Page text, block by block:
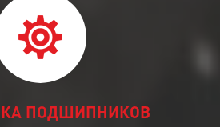
ПОДШИПНИКОВ